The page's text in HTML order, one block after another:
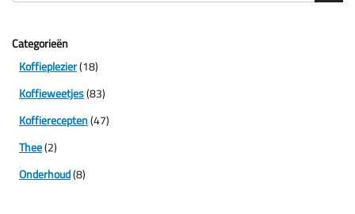
Categorieën
Koffieplezier(18)
Koffieweetjes(83)
Koffierecepten(47)
Thee(2)
Onderhoud(8)